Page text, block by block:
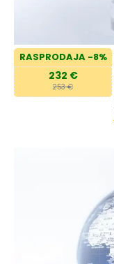
RASPRODAJA -8%
232 €
253 €